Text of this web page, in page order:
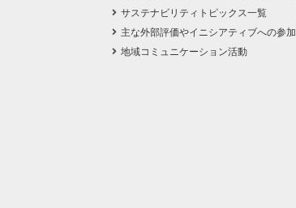
サステナビリティトピックス一覧
主な外部評価やイニシアティブへの参加
地域コミュニケーション活動